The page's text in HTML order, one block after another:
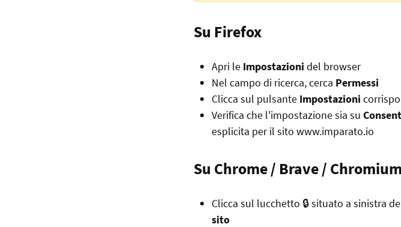
Su Firefox
Apri le Impostazioni del browser
Nel campo di ricerca, cerca Permessi
Clicca sul pulsante Impostazioni
Verifica che l'impostazione sia su
esplicita per il sito www.imparato.io
Su Chrome / Brave / Chromium
Clicca sul lucchetto 🔒 situato a sinistra
sito